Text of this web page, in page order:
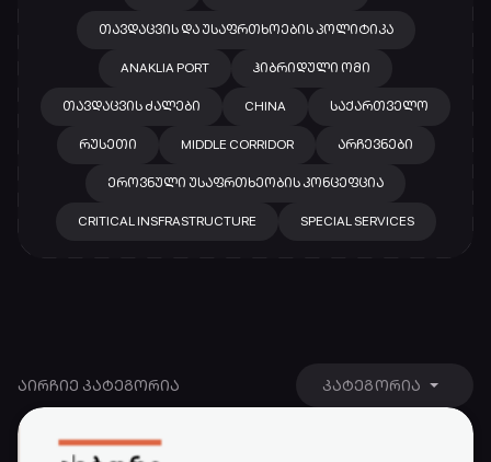
ᲗᲐᲕᲓᲐᲪᲕᲘᲡ ᲓᲐ ᲣᲡᲐᲤᲠᲗᲮᲝᲔᲑᲘᲡ ᲞᲝᲚᲘᲢᲘᲙᲐ
ANAKLIA PORT ᲰᲘᲑᲠᲘᲓᲣᲚᲘ ᲝᲛᲘ
ᲗᲐᲕᲓᲐᲪᲕᲘᲡ ᲫᲐᲚᲔᲑᲘ CHINA ᲡᲐᲥᲐᲠᲗᲕᲔᲚᲝ
ᲠᲣᲡᲔᲗᲘ MIDDLE CORRIDOR ᲐᲠᲩᲔᲕᲜᲔᲑᲘ
ᲔᲠᲝᲕᲜᲣᲚᲘ ᲣᲡᲐᲤᲠᲗᲮᲔᲝᲑᲘᲡ ᲙᲝᲜᲪᲔᲤᲪᲘᲐ
CRITICAL INSFRASTRUCTURE SPECIAL SERVICES
ᲐᲘᲠᲩᲘᲔ ᲙᲐᲢᲔᲒᲝᲠᲘᲐ ᲙᲐᲢᲔᲒᲝᲠᲘᲐ